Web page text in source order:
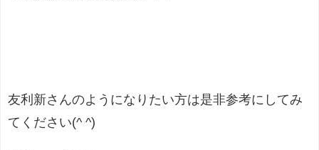
友利新さんのようになりたい方は是非参考にしてみ
てください(^ ^)